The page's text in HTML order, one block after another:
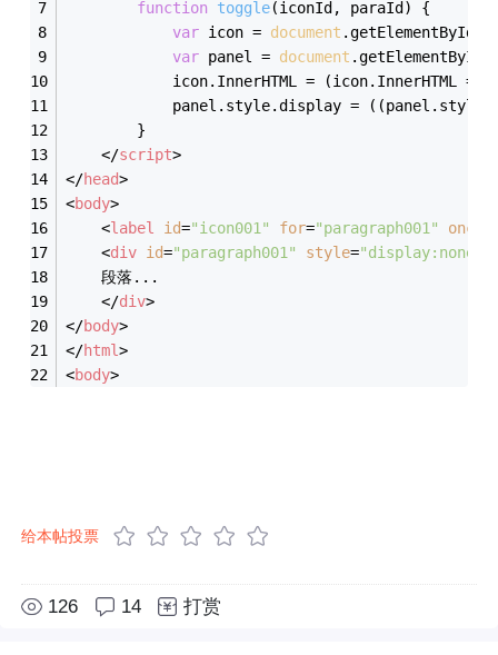
function toggle(iconId, paraId ) {
var icon = document
var panel = document
            icon.InnerHTML = (icon.InnerHTML ==
panel.style.display =
        }
</script>
</head>
<body>
<label id="icon001" for="paragraph001"
<div id="paragraph001" style="display:none;"
    段落...
</div>
</body>
</html>
<body>
给本帖投票
126 14 打赏